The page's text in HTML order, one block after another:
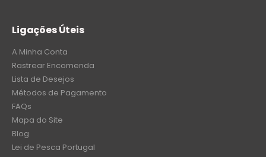
Ligações Úteis
A Minha Conta
Rastrear Encomenda
Lista de Desejos
Métodos de Pagamento
FAQs
Mapa do Site
Blog
Lei de Pesca Portugal